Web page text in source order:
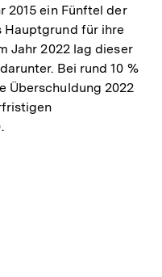
2015 ein Fünftel der
Hauptgrund für ihre
Jahr 2022 lag dieser
Bei rund 10 %
Überschuldung 2022